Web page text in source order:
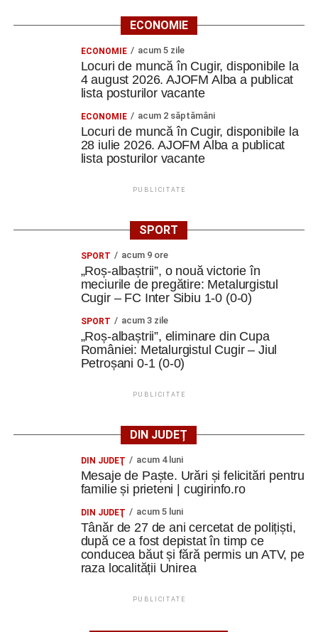
ECONOMIE
ECONOMIE acum 5 zile
Locuri de muncă în Cugir, disponibile la
4 august 2026. AJOFM Alba a publicat
lista posturilor vacante
ECONOMIE acum 2 săptămâni
Locuri de muncă în Cugir, disponibile la
28 iulie 2026. AJOFM Alba a publicat
lista posturilor vacante
PUBLICITATE
SPORT
SPORT acum 9 ore
„Roș-albaștrii”, o nouă victorie în
meciurile de pregătire: Metalurgistul
Cugir – FC Inter Sibiu 1-0 (0-0)
SPORT acum 3 zile
„Roș-albaștrii”, eliminare din Cupa
României: Metalurgistul Cugir – Jiul
Petroșani 0-1 (0-0)
PUBLICITATE
DIN JUDEȚ
DIN JUDEŢ acum 4 luni
Mesaje de Paște. Urări și felicitări pentru
familie și prieteni | cugirinfo.ro
DIN JUDEŢ acum 5 luni
Tânăr de 27 de ani cercetat de polițiști,
după ce a fost depistat în timp ce
conducea băut și fără permis un ATV, pe
raza localității Unirea
PUBLICITATE